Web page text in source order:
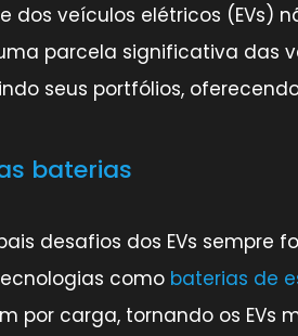
dos veículos elétricos (EVs)
parcela significativa das
seus portfólios,
baterias
desafios dos EVs
como baterias de
por carga, tornando os EVs